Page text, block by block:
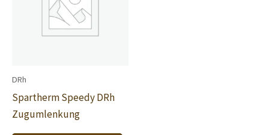
DRh
Spartherm Speedy DRh
Zugumlenkung